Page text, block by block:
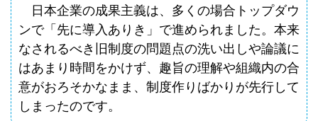
日本企業の成果主義は、多くの場合トップダウ
ンで「先に導入ありき」で進められました。本来
なされるべき旧制度の問題点の洗い出しや論議に
はあまり時間をかけず、趣旨の理解や組織内の合
意がおろそかなまま、制度作りばかりが先行して
しまったのです。